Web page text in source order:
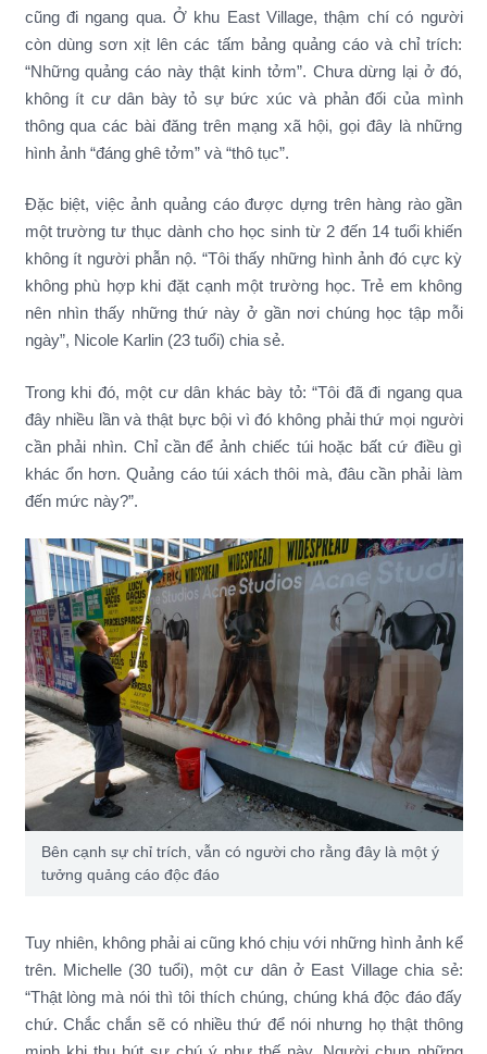
cũng đi ngang qua. Ở khu East Village, thậm chí có người
còn dùng sơn xịt lên các tấm bảng quảng cáo và chỉ trích:
“Những quảng cáo này thật kinh tởm”. Chưa dừng lại ở đó,
không ít cư dân bày tỏ sự bức xúc và phản đối của mình
thông qua các bài đăng trên mạng xã hội, gọi đây là những
hình ảnh “đáng ghê tởm” và “thô tục”.
Đặc biệt, việc ảnh quảng cáo được dựng trên hàng rào gần
một trường tư thục dành cho học sinh từ 2 đến 14 tuổi khiến
không ít người phẫn nộ. “Tôi thấy những hình ảnh đó cực kỳ
không phù hợp khi đặt cạnh một trường học. Trẻ em không
nên nhìn thấy những thứ này ở gần nơi chúng học tập mỗi
ngày”, Nicole Karlin (23 tuổi) chia sẻ.
Trong khi đó, một cư dân khác bày tỏ: “Tôi đã đi ngang qua
đây nhiều lần và thật bực bội vì đó không phải thứ mọi người
cần phải nhìn. Chỉ cần để ảnh chiếc túi hoặc bất cứ điều gì
khác ổn hơn. Quảng cáo túi xách thôi mà, đâu cần phải làm
đến mức này?”.
Bên cạnh sự chỉ trích, vẫn có người cho rằng đây là một ý
tưởng quảng cáo độc đáo
Tuy nhiên, không phải ai cũng khó chịu với những hình ảnh kể
trên. Michelle (30 tuổi), một cư dân ở East Village chia sẻ:
“Thật lòng mà nói thì tôi thích chúng, chúng khá độc đáo đấy
chứ. Chắc chắn sẽ có nhiều thứ để nói nhưng họ thật thông